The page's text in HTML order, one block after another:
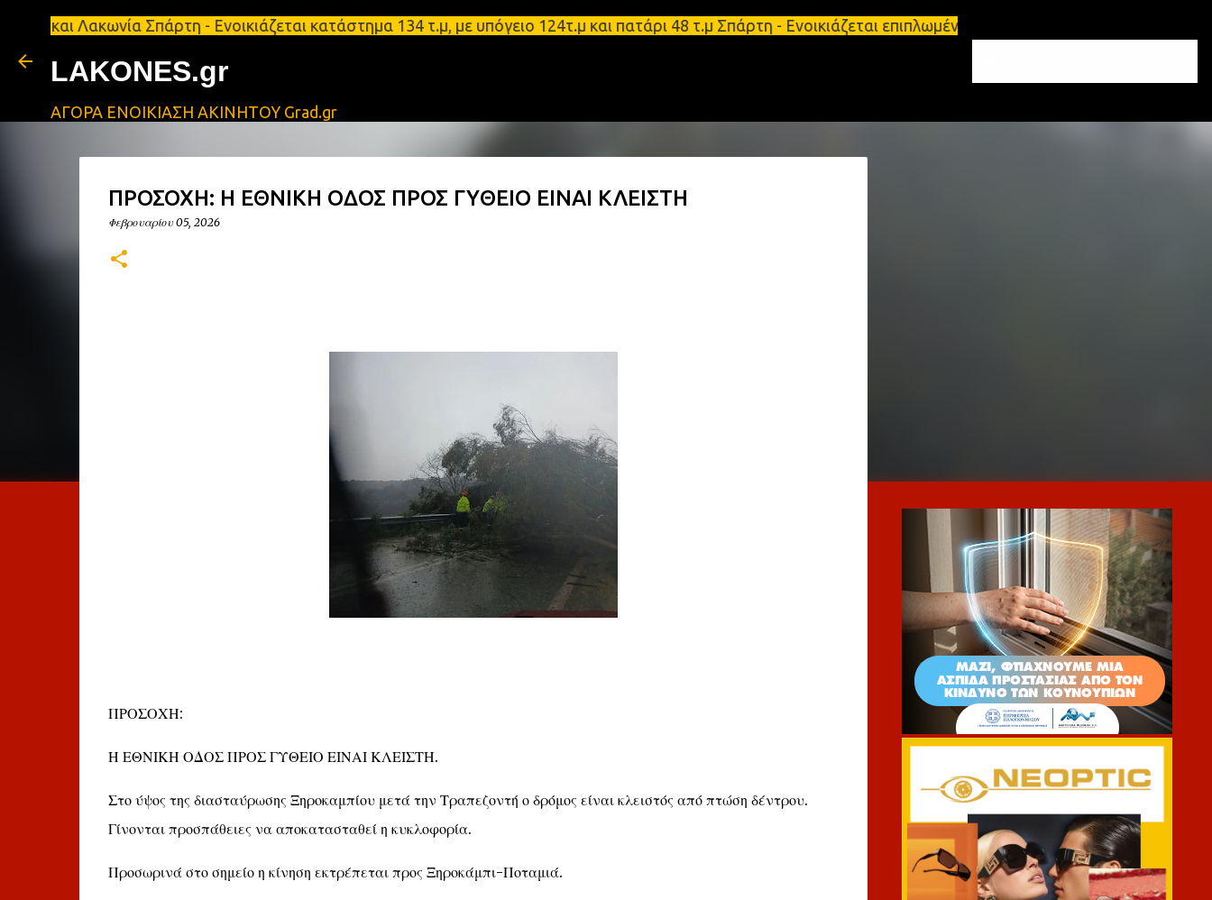
Μετάβαση στο κύριο περιεχόμενο
Σπάρτη - Ενοικιάζεται κατάστημα 134 τ.μ, με υπόγειο 124τ.μ και πατάρι 48 τ.μ Σπάρτη - Ενοικιάζεται επιπλωμένο διαμέρισμα 65τ.μ
LAKONES.gr
ΑΓΟΡΑ ΕΝΟΙΚΙΑΣΗ ΑΚΙΝΗΤΟΥ Grad.gr
ΠΡΟΣΟΧΗ: Η ΕΘΝΙΚΗ ΟΔΟΣ ΠΡΟΣ ΓΥΘΕΙΟ ΕΙΝΑΙ ΚΛΕΙΣΤΗ
Φεβρουαρίου 05, 2026
ΠΡΟΣΟΧΗ:
Η ΕΘΝΙΚΗ ΟΔΟΣ ΠΡΟΣ ΓΥΘΕΙΟ ΕΙΝΑΙ ΚΛΕΙΣΤΗ.
Στο ύψος της διασταύρωσης Ξηροκαμπίου μετά την Τραπεζοντή ο δρόμος είναι κλειστός από πτώση δέντρου.
Γίνονται προσπάθειες να αποκατασταθεί η κυκλοφορία.
Προσωρινά στο σημείο η κίνηση εκτρέπεται προς Ξηροκάμπι-Ποταμιά.